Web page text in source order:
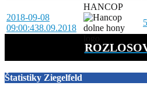
2018-09-08
09:00:438.09.2018
HANCOP
Štatistiky Ziegelfeld